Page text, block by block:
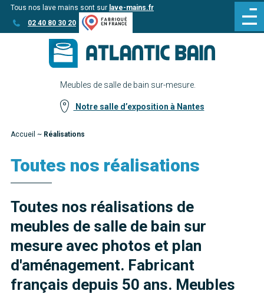
Aller
au
Aller au
contenu
Tous nos lave mains sont sur lave-mains.fr
02 40 80 30 20
Meubles de salle de bain sur-mesure.
Notre salle d’exposition à Nantes
Accueil ~ Réalisations
Toutes nos réalisations
Toutes nos réalisations de
meubles de salle de bain sur
mesure avec photos et plan
d'aménagement. Fabricant
français depuis 50 ans. Meubles